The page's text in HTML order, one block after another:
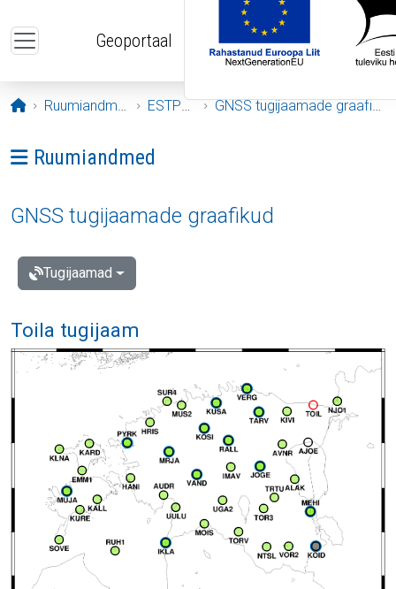
Geoportaal
Avaleht
Ruumiandmed ESTPOS GNSS tugijaamade graafikud
Ava menüü: Ruumiandmed
Ruumiandmed
GNSS tugijaamade graafikud
Tugijaamad
Toila tugijaam